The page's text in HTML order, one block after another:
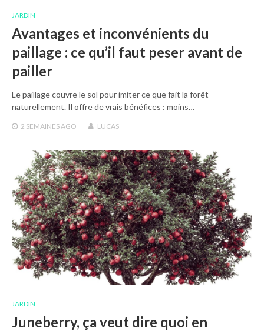
JARDIN
Avantages et inconvénients du
paillage : ce qu’il faut peser avant de
pailler
Le paillage couvre le sol pour imiter ce que fait la forêt
naturellement. Il offre de vrais bénéfices : moins…
2 SEMAINES AGO LUCAS
JARDIN
Juneberry, ça veut dire quoi en